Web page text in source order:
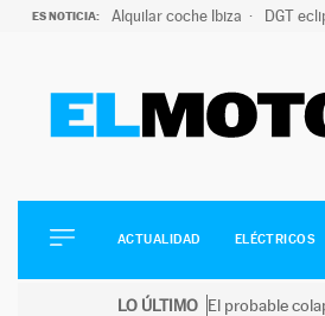
ES NOTICIA: Alquilar coche Ibiza DGT
ELÉCTRICOS
CONDUCIR
ACTUALIDAD ELÉCTRICOS
LO ÚLTIMO El probable